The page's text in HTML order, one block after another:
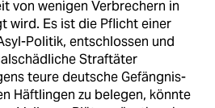
von wenigen Verbrechern in
wird. Es ist die Pflicht einer
Politik, entschlossen und
Straftäter
teure deutsche Gefängnis-
Häftlingen zu belegen, könnte